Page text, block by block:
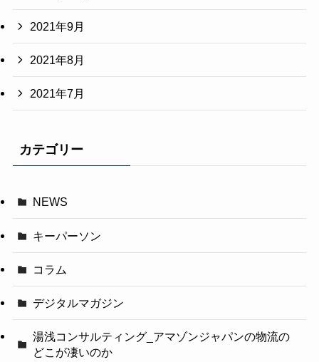
2021年9月
2021年8月
2021年7月
カテゴリー
NEWS
キーパーソン
コラム
デジタルマガジン
湯浅コンサルティング_アマゾンジャパンの物流の
どこが凄いのか